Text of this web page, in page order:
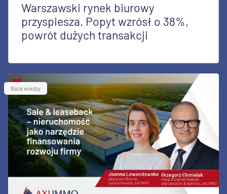
Warszawski rynek biurowy
przyspiesza. Popyt wzrósł o 38%,
powrót dużych transakcji
Baza wiedzy